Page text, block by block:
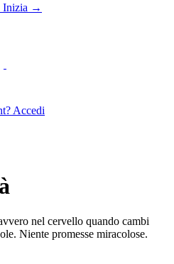
Inizia →
Accedi
nel cervello quando cambi
Niente promesse miracolose.